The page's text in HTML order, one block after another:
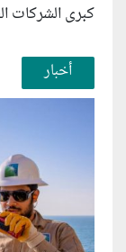
كبرى الشركات
أخبار